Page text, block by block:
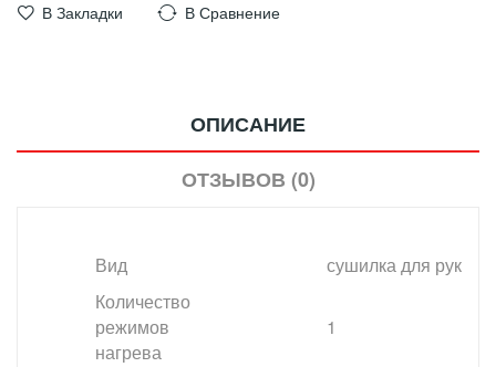
В Закладки В Сравнение
ОПИСАНИЕ
ОТЗЫВОВ (0)
Вид
сушилка для рук
Количество
режимов
нагрева
1